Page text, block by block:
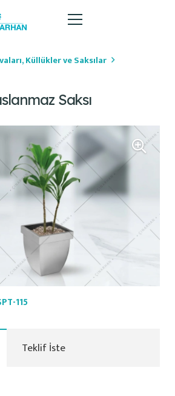
Küllükler ve Saksılar
Saksı
115
Teklif İste